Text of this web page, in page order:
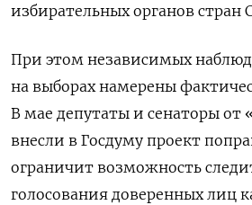
избирательных органов стран
При этом независимых
на выборах намерены
В мае депутаты и сенаторы от
внесли в Госдуму проект
ограничит возможность
голосования доверенных лиц